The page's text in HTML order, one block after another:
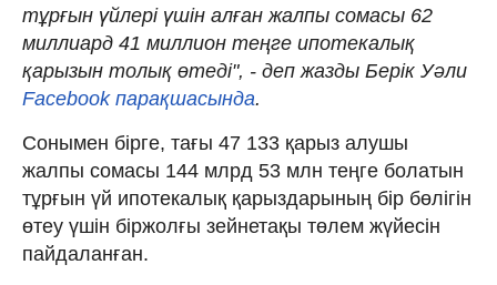
тұрғын үйлері үшін алған жалпы сомасы 62
миллиард 41 миллион теңге ипотекалық
қарызын толық өтеді", - деп жазды Берік Уәли
Facebook парақшасында.
Сонымен бірге, тағы 47 133 қарыз алушы
жалпы сомасы 144 млрд 53 млн теңге болатын
тұрғын үй ипотекалық қарыздарының бір бөлігін
өтеу үшін біржолғы зейнетақы төлем жүйесін
пайдаланған.